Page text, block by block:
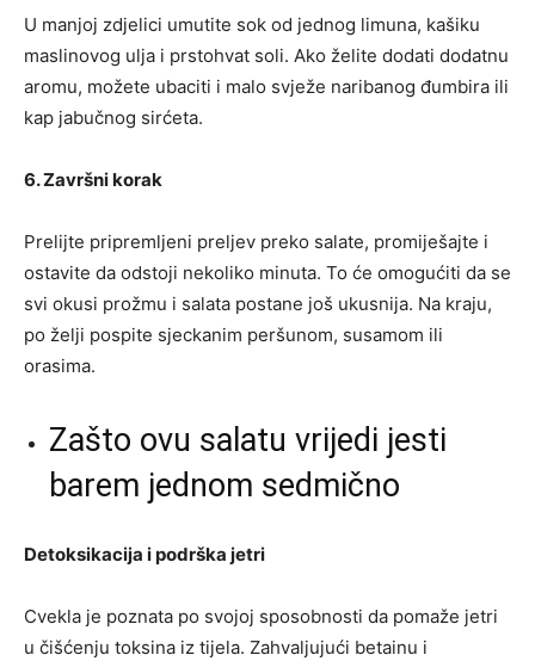
U manjoj zdjelici umutite sok od jednog limuna, kašiku
maslinovog ulja i prstohvat soli. Ako želite dodati dodatnu
aromu, možete ubaciti i malo svježe naribanog đumbira ili
kap jabučnog sirćeta.
6. Završni korak
Prelijte pripremljeni preljev preko salate, promiješajte i
ostavite da odstoji nekoliko minuta. To će omogućiti da se
svi okusi prožmu i salata postane još ukusnija. Na kraju,
po želji pospite sjeckanim peršunom, susamom ili
orasima.
Zašto ovu salatu vrijedi jesti
barem jednom sedmično
Detoksikacija i podrška jetri
Cvekla je poznata po svojoj sposobnosti da pomaže jetri
u čišćenju toksina iz tijela. Zahvaljujući betainu i